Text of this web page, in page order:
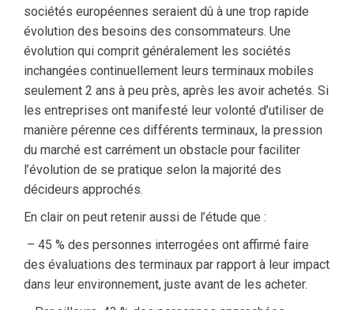
sociétés européennes seraient dû à une trop rapide
évolution des besoins des consommateurs. Une
évolution qui comprit généralement les sociétés
inchangées continuellement leurs terminaux mobiles
seulement 2 ans à peu près, après les avoir achetés. Si
les entreprises ont manifesté leur volonté d’utiliser de
manière pérenne ces différents terminaux, la pression
du marché est carrément un obstacle pour faciliter
l’évolution de se pratique selon la majorité des
décideurs approchés.
En clair on peut retenir aussi de l’étude que :
– 45 % des personnes interrogées ont affirmé faire
des évaluations des terminaux par rapport à leur impact
dans leur environnement, juste avant de les acheter.